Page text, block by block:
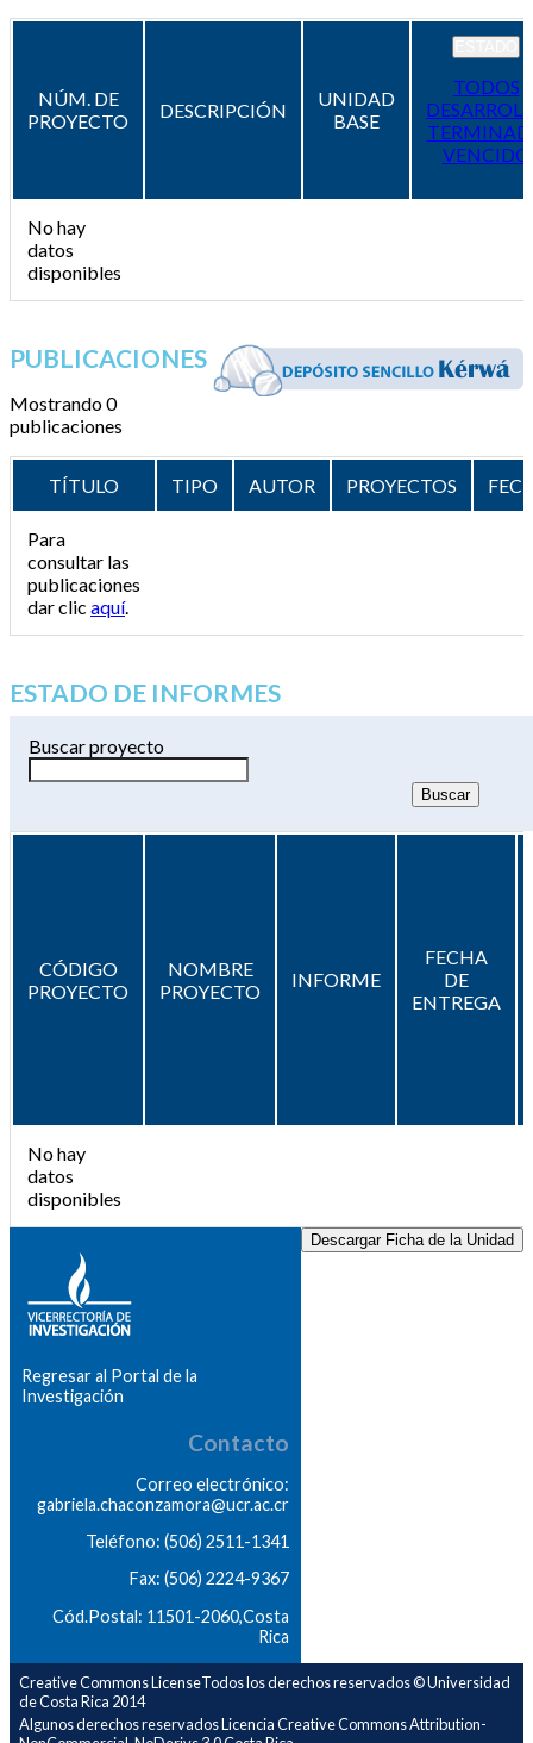
NÚM. DE
PROYECTO
DESCRIPCIÓN
UNIDAD
BASE
TODOS
VENCIDO
No hay
datos
disponibles
PUBLICACIONES
Mostrando 0
publicaciones
TÍTULO TIPO AUTOR PROYECTOS
Para
consultar las
publicaciones
dar clic aquí.
ESTADO DE INFORMES
Buscar proyecto
CÓDIGO
PROYECTO
NOMBRE
PROYECTO
INFORME
FECHA
DE
ENTREGA
No hay
datos
disponibles
Descargar Ficha de la Unidad
Regresar al Portal de la
Investigación
Contacto
Correo electrónico:
gabriela.chaconzamora@ucr.ac.cr
Teléfono: (506) 2511-1341
Fax: (506) 2224-9367
Cód.Postal: 11501-2060,Costa
Rica
Creative Commons LicenseTodos los derechos reservados © Universidad
de Costa Rica 2014
Algunos derechos reservados Licencia Creative Commons Attribution-